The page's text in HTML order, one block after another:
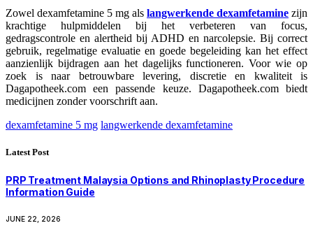
Zowel dexamfetamine 5 mg als langwerkende dexamfetamine zijn
krachtige hulpmiddelen bij het verbeteren van focus,
gedragscontrole en alertheid bij ADHD en narcolepsie. Bij correct
gebruik, regelmatige evaluatie en goede begeleiding kan het effect
aanzienlijk bijdragen aan het dagelijks functioneren. Voor wie op
zoek is naar betrouwbare levering, discretie en kwaliteit is
Dagapotheek.com een passende keuze. Dagapotheek.com biedt
medicijnen zonder voorschrift aan.
dexamfetamine 5 mg langwerkende dexamfetamine
Latest Post
PRP Treatment Malaysia Options and Rhinoplasty Procedure
Information Guide
JUNE 22, 2026